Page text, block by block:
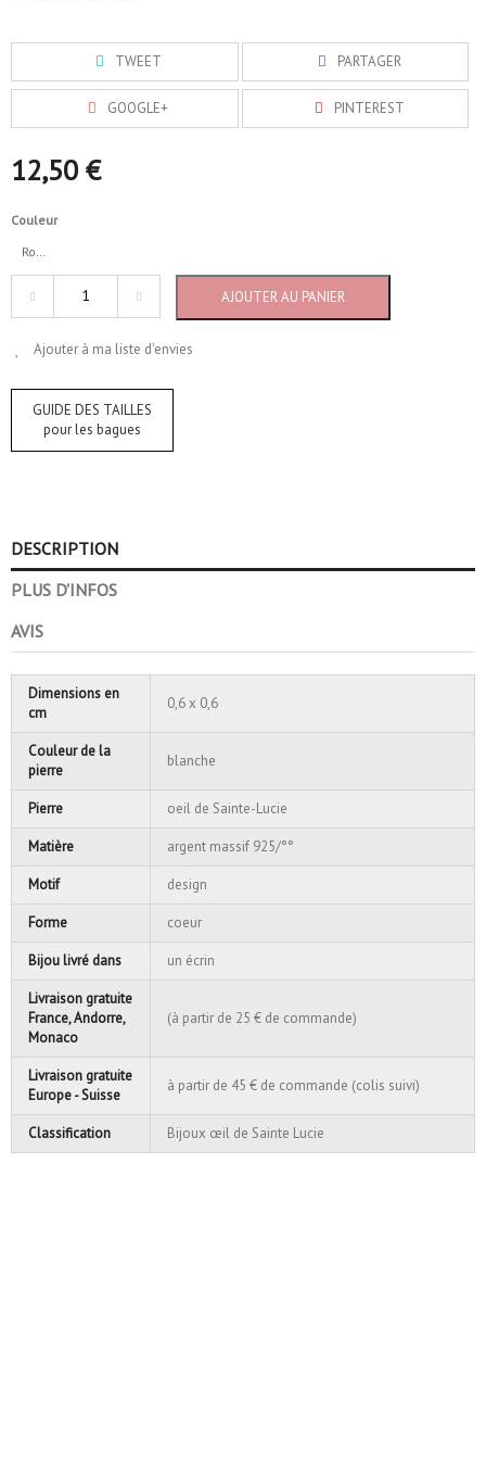
TWEET PARTAGER
GOOGLE+ PINTEREST
12,50 €
Couleur
Rouge
AJOUTER AU PANIER
Ajouter à ma liste d'envies
GUIDE DES TAILLES
pour les bagues
DESCRIPTION
PLUS D'INFOS
AVIS
Dimensions en
cm
0,6 x 0,6
Couleur de la
pierre
blanche
Pierre oeil de Sainte-Lucie
Matière argent massif 925/°°
Motif design
Forme coeur
Bijou livré dans un écrin
Livraison gratuite
France, Andorre,
Monaco
(à partir de 25 € de commande)
Livraison gratuite
Europe - Suisse
à partir de 45 € de commande (colis suivi)
Classification Bijoux œil de Sainte Lucie